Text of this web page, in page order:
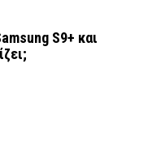
S9+ και